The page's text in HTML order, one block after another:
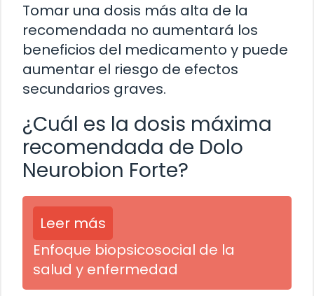
Tomar una dosis más alta de la
recomendada no aumentará los
beneficios del medicamento y puede
aumentar el riesgo de efectos
secundarios graves.
¿Cuál es la dosis máxima
recomendada de Dolo
Neurobion Forte?
Leer más
Enfoque biopsicosocial de la
salud y enfermedad